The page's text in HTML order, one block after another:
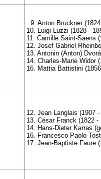
9. Anton Bruckner
10. Luigi Luzzi (1828 -
11. Camille Saint-Saëns
12. Josef Gabriel
13. Antonin (Anton)
14. Charles-Marie Widor
16. Mattia Battistini
12. Jean Langlais (1907 -
13. César Franck (1822 -
14. Hans-Dieter Karras
16. Francesco Paolo
17. Jean-Baptiste Faure